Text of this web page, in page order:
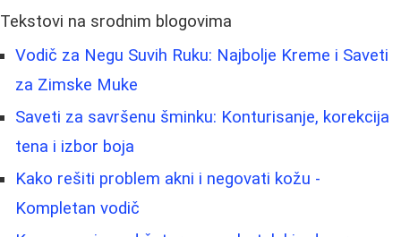
Tekstovi na srodnim blogovima
Vodič za Negu Suvih Ruku: Najbolje Kreme i Saveti
za Zimske Muke
Saveti za savršenu šminku: Konturisanje, korekcija
tena i izbor boja
Kako rešiti problem akni i negovati kožu -
Kompletan vodič